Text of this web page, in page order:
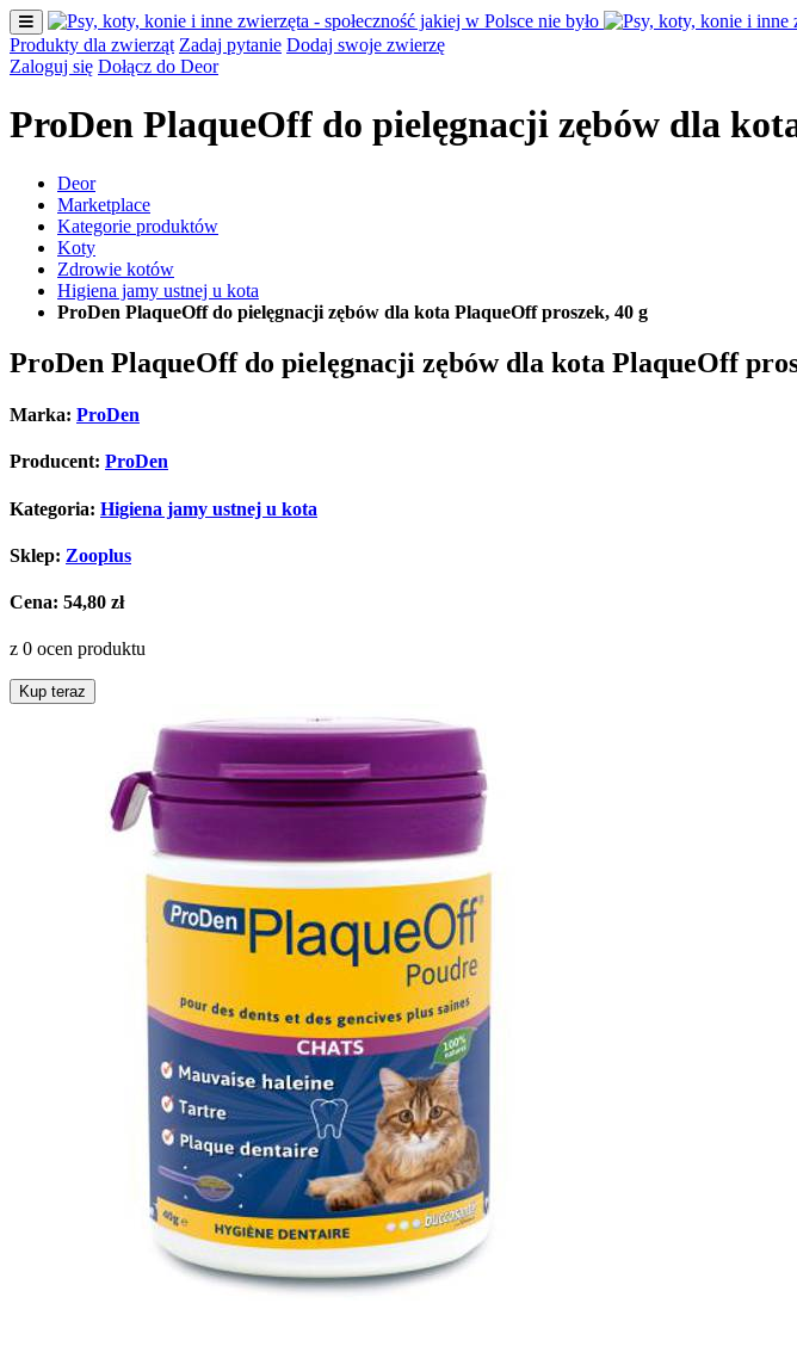
Produkty dla zwierząt Zadaj pytanie Dodaj swoje zwierzę
Zaloguj się Dołącz do Deor
ProDen PlaqueOff do pielęgnacji zębów dla
Deor
Marketplace
Kategorie produktów
Koty
Zdrowie kotów
Higiena jamy ustnej u kota
ProDen PlaqueOff do pielęgnacji zębów dla kota PlaqueOff proszek, 40 g
ProDen PlaqueOff do pielęgnacji zębów dla kota PlaqueOff
Marka: ProDen
Producent: ProDen
Kategoria: Higiena jamy ustnej u kota
Sklep: Zooplus
Cena: 54,80 zł
z 0 ocen produktu
Kup teraz